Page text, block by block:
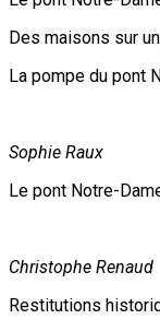
Des maisons sur
La pompe du pont
Sophie Raux
Le pont Notre-
Christophe Renaud
Restitutions